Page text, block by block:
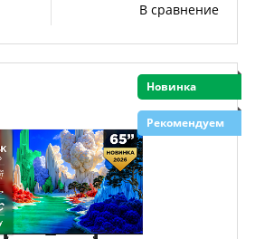
В сравнение
Новинка
Рекомендуем